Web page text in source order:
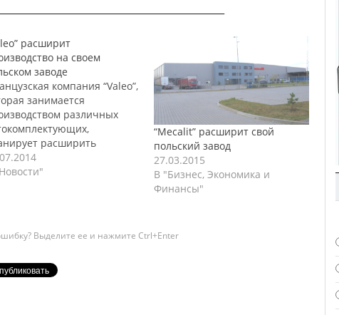
расширит
на своем
заводе
компания “Valeo”,
занимается
различных
расширить
на своем заводе
городе Скавина.
запланировано на
данного проекта, будет
“Mecalit” расширит свой
польский завод
27.03.2015
В "Бизнес, Экономика и
Финансы"
Выделите ее и нажмите Ctrl+Enter